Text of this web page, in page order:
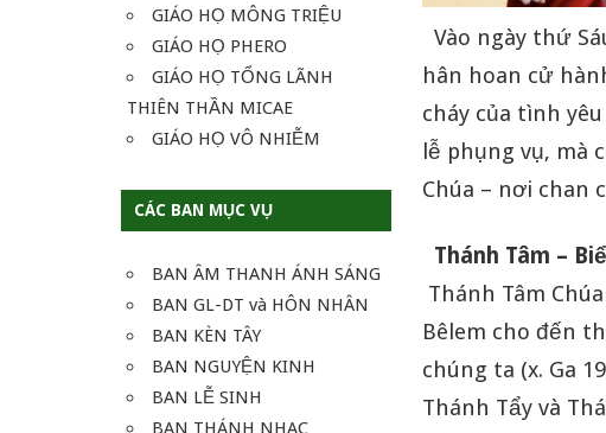
GIÁO HỌ MÔNG TRIỆU
GIÁO HỌ PHERO
GIÁO HỌ TỔNG LÃNH
THIÊN THẦN MICAE
GIÁO HỌ VÔ NHIỄM
CÁC BAN MỤC VỤ
BAN ÂM THANH ÁNH SÁNG
BAN GL-DT và HÔN NHÂN
BAN KÈN TÂY
BAN NGUYỆN KINH
BAN LỄ SINH
BAN THÁNH NHAC
Vào ngày thứ
hân hoan cử
cháy của tình
lễ phụng vụ, mà
Chúa – nơi chan
Thánh Tâm –
Thánh Tâm
Bêlem cho đến
chúng ta (x. Ga
Thánh Tẩy và